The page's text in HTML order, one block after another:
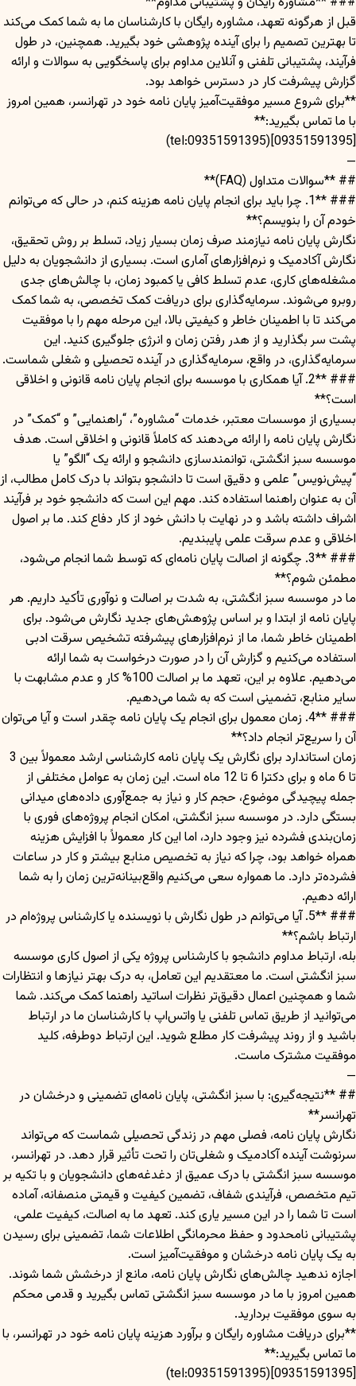
قبل از هرگونه تعهد، مشاوره رایگان با کارشناسان ما به شما کمک می‌کند
تا بهترین تصمیم را برای آینده پژوهشی خود بگیرید. همچنین، در طول
فرآیند، پشتیبانی تلفنی و آنلاین مداوم برای پاسخگویی به سوالات و ارائه
گزارش پیشرفت کار در دسترس خواهد بود.
**برای شروع مسیر موفقیت‌آمیز پایان نامه خود در تهرانسر، همین امروز
با ما تماس بگیرید:**
[09351591395](tel:09351591395)
—
## **سوالات متداول (FAQ)**
### **1. چرا باید برای انجام پایان نامه هزینه کنم، در حالی که می‌توانم
خودم آن را بنویسم؟**
نگارش پایان نامه نیازمند صرف زمان بسیار زیاد، تسلط بر روش تحقیق،
نگارش آکادمیک و نرم‌افزارهای آماری است. بسیاری از دانشجویان به دلیل
مشغله‌های کاری، عدم تسلط کافی یا کمبود زمان، با چالش‌های جدی
روبرو می‌شوند. سرمایه‌گذاری برای دریافت کمک تخصصی، به شما کمک
می‌کند تا با اطمینان خاطر و کیفیتی بالا، این مرحله مهم را با موفقیت
پشت سر بگذارید و از هدر رفتن زمان و انرژی جلوگیری کنید. این
سرمایه‌گذاری، در واقع، سرمایه‌گذاری در آینده تحصیلی و شغلی شماست.
### **2. آیا همکاری با موسسه برای انجام پایان نامه قانونی و اخلاقی
است؟**
بسیاری از موسسات معتبر، خدمات “مشاوره”، “راهنمایی” و “کمک” در
نگارش پایان نامه را ارائه می‌دهند که کاملاً قانونی و اخلاقی است. هدف
موسسه سبز انگشتی، توانمندسازی دانشجو و ارائه یک “الگو” یا
“پیش‌نویس” علمی و دقیق است تا دانشجو بتواند با درک کامل مطالب، از
آن به عنوان راهنما استفاده کند. مهم این است که دانشجو خود بر فرآیند
اشراف داشته باشد و در نهایت با دانش خود از کار دفاع کند. ما بر اصول
اخلاقی و عدم سرقت علمی پایبندیم.
### **3. چگونه از اصالت پایان نامه‌ای که توسط شما انجام می‌شود،
مطمئن شوم؟**
ما در موسسه سبز انگشتی، به شدت بر اصالت و نوآوری تأکید داریم. هر
پایان نامه از ابتدا و بر اساس پژوهش‌های جدید نگارش می‌شود. برای
اطمینان خاطر شما، ما از نرم‌افزارهای پیشرفته تشخیص سرقت ادبی
استفاده می‌کنیم و گزارش آن را در صورت درخواست به شما ارائه
می‌دهیم. علاوه بر این، تعهد ما بر اصالت 100% کار و عدم مشابهت با
سایر منابع، تضمینی است که به شما می‌دهیم.
### **4. زمان معمول برای انجام یک پایان نامه چقدر است و آیا می‌توان
آن را سریع‌تر انجام داد؟**
زمان استاندارد برای نگارش یک پایان نامه کارشناسی ارشد معمولاً بین 3
تا 6 ماه و برای دکترا 6 تا 12 ماه است. این زمان به عوامل مختلفی از
جمله پیچیدگی موضوع، حجم کار و نیاز به جمع‌آوری داده‌های میدانی
بستگی دارد. در موسسه سبز انگشتی، امکان انجام پروژه‌های فوری با
زمان‌بندی فشرده نیز وجود دارد، اما این کار معمولاً با افزایش هزینه
همراه خواهد بود، چرا که نیاز به تخصیص منابع بیشتر و کار در ساعات
فشرده‌تر دارد. ما همواره سعی می‌کنیم واقع‌بینانه‌ترین زمان را به شما
ارائه دهیم.
### **5. آیا می‌توانم در طول نگارش با نویسنده یا کارشناس پروژه‌ام در
ارتباط باشم؟**
بله، ارتباط مداوم دانشجو با کارشناس پروژه یکی از اصول کاری موسسه
سبز انگشتی است. ما معتقدیم این تعامل، به درک بهتر نیازها و انتظارات
شما و همچنین اعمال دقیق‌تر نظرات اساتید راهنما کمک می‌کند. شما
می‌توانید از طریق تماس تلفنی یا واتس‌اپ با کارشناسان ما در ارتباط
باشید و از روند پیشرفت کار مطلع شوید. این ارتباط دوطرفه، کلید
موفقیت مشترک ماست.
—
## **نتیجه‌گیری: با سبز انگشتی، پایان نامه‌ای تضمینی و درخشان در
تهرانسر**
نگارش پایان نامه، فصلی مهم در زندگی تحصیلی شماست که می‌تواند
سرنوشت آینده آکادمیک و شغلی‌تان را تحت تأثیر قرار دهد. در تهرانسر،
موسسه سبز انگشتی با درک عمیق از دغدغه‌های دانشجویان و با تکیه بر
تیم متخصص، فرآیندی شفاف، تضمین کیفیت و قیمتی منصفانه، آماده
است تا شما را در این مسیر یاری کند. تعهد ما به اصالت، کیفیت علمی،
پشتیبانی نامحدود و حفظ محرمانگی اطلاعات شما، تضمینی برای رسیدن
به یک پایان نامه درخشان و موفقیت‌آمیز است.
اجازه ندهید چالش‌های نگارش پایان نامه، مانع از درخشش شما شوند.
همین امروز با ما در موسسه سبز انگشتی تماس بگیرید و قدمی محکم
به سوی موفقیت بردارید.
**برای دریافت مشاوره رایگان و برآورد هزینه پایان نامه خود در تهرانسر، با
ما تماس بگیرید:**
[09351591395](tel:09351591395)